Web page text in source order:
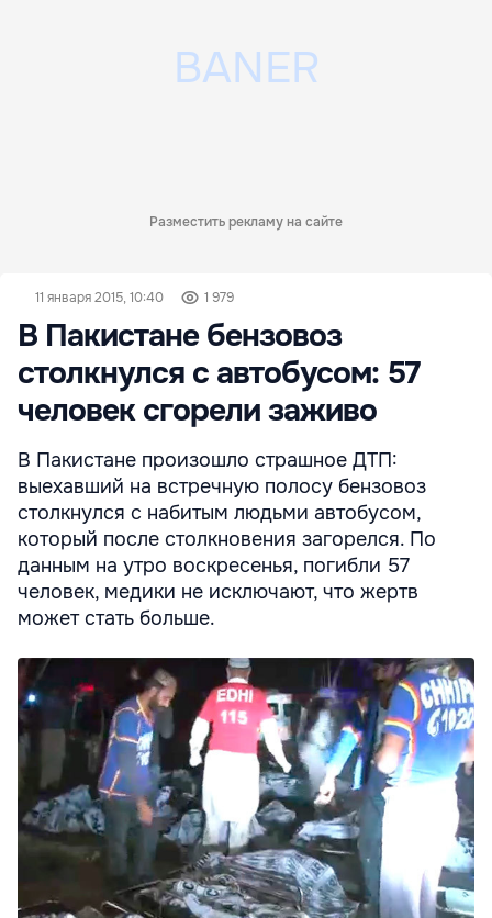
Разместить рекламу на сайте
11 января 2015, 10:40 1 979
В Пакистане бензовоз
столкнулся с автобусом: 57
человек сгорели заживо
В Пакистане произошло страшное ДТП:
выехавший на встречную полосу бензовоз
столкнулся с набитым людьми автобусом,
который после столкновения загорелся. По
данным на утро воскресенья, погибли 57
человек, медики не исключают, что жертв
может стать больше.